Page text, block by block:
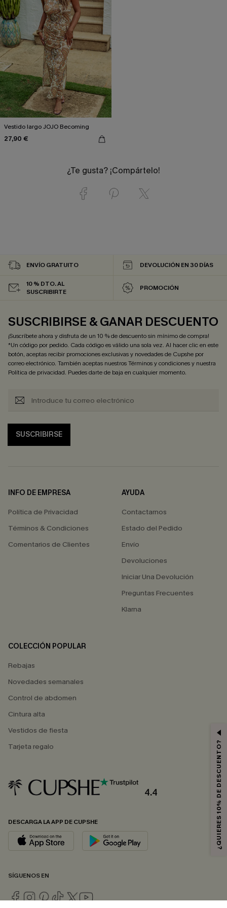
Vestido largo JOJO Becoming
27,90 €
¿Te gusta? ¡Compártelo!
ENVÍO GRATUITO DEVOLUCIÓN EN 30 DÍAS
10 % DTO. AL
SUSCRIBIRTE
PROMOCIÓN
SUSCRIBIRSE & GANAR DESCUENTO
¡Suscríbete ahora y disfruta de un 10 % de descuento sin mínimo de compra!
*Un código por pedido. Cada código es válido una sola vez. Al hacer clic en este
botón, aceptas recibir promociones exclusivas y novedades de Cupshe por
correo electrónico. También aceptas nuestrosTérminos y condicionesy nuestra
Política de privacidad. Puedes darte de baja en cualquier momento.
SUSCRIBIRSE
INFO DE EMPRESA
Política de Privacidad
Términos & Condiciones
Comentarios de Clientes
AYUDA
Contactarnos
Estado del Pedido
Envío
Devoluciones
Iniciar Una Devolución
Preguntas Frecuentes
Klarna
COLECCIÓN POPULAR
Rebajas
Novedades semanales
Control de abdomen
Cintura alta
Vestidos de fiesta
Tarjeta regalo
4.4
DESCARGA LA APP DE CUPSHE
SÍGUENOS EN
¿QUIERES 10% DE DESCUENTO?